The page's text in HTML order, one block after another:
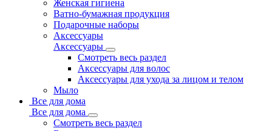
Женская гигиена
Ватно-бумажная продукция
Подарочные наборы
Аксессуары
Аксессуары
Смотреть весь раздел
Аксессуары для волос
Аксессуары для ухода за лицом и телом
Мыло
Все для дома
Все для дома
Смотреть весь раздел